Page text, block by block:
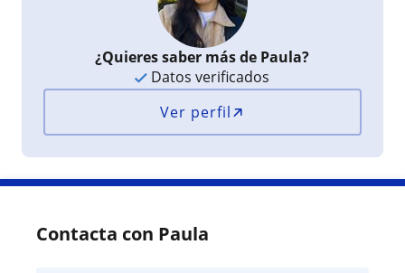
¿Quieres saber más de Paula?
Datos verificados
Ver perfil
Contacta con Paula